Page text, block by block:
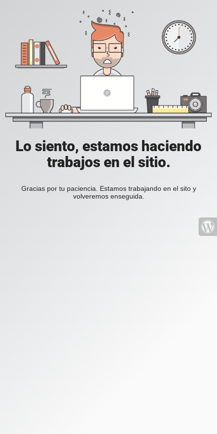
Lo siento, estamos haciendo
trabajos en el sitio.
Gracias por tu paciencia. Estamos trabajando en el sito y
volveremos enseguida.